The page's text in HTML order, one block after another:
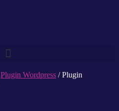
Plugin Wordpress / Plugin